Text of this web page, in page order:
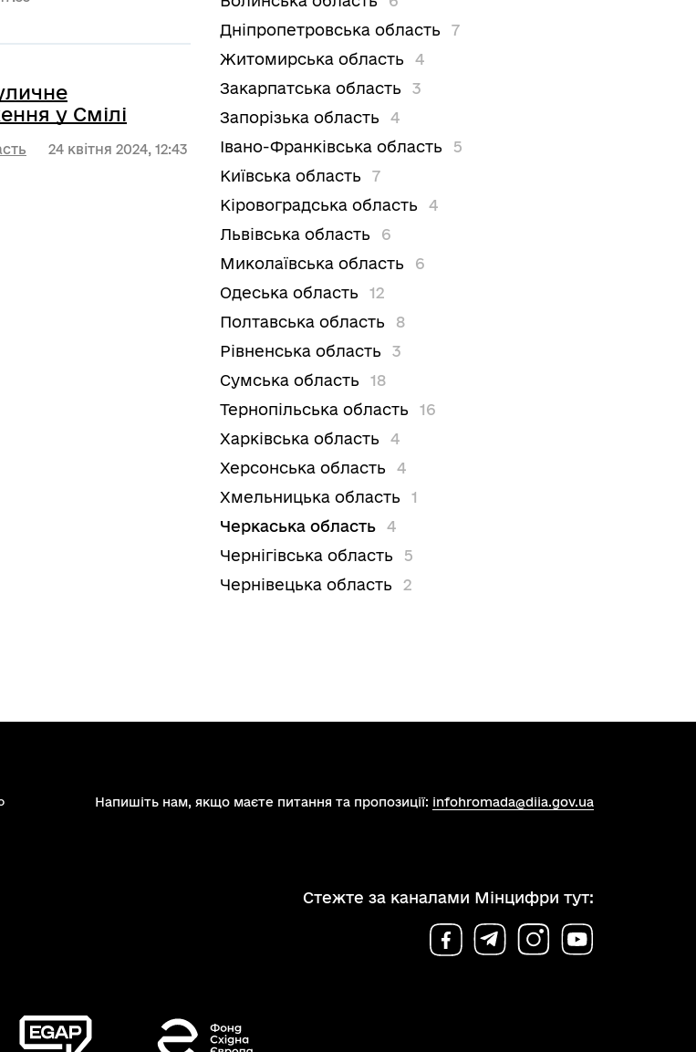
у Смілі
24 квітня 2024, 12:43
Дніпропетровська область
7
Житомирська область
4
Закарпатська область
3
Запорізька область
4
Івано-Франківська область
5
Київська область
7
Кіровоградська область
4
Львівська область
6
Миколаївська область
6
Одеська область
12
Полтавська область
8
Рівненська область
3
Сумська область
18
Тернопільська область
16
Харківська область
4
Херсонська область
4
Хмельницька область
1
Черкаська область
4
Чернігівська область
5
Чернівецька область
2
Напишіть нам, якщо маєте питання та пропозиції: infohromada@diia.gov.ua
Стежте за каналами Мінцифри тут: